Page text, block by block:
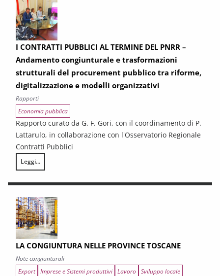
I CONTRATTI PUBBLICI AL TERMINE DEL PNRR –
Andamento congiunturale e trasformazioni
strutturali del procurement pubblico tra riforme,
digitalizzazione e modelli organizzativi
Rapporti
Economia pubblica
Rapporto curato da G. F. Gori, con il coordinamento di P.
Lattarulo, in collaborazione con l'Osservatorio Regionale
Contratti Pubblici
Leggi...
I CONTRATTI PUBBLICI AL TERMINE DEL PNRR – Andamento
LA CONGIUNTURA NELLE PROVINCE TOSCANE
Note congiunturali
Export Imprese e Sistemi produttivi Lavoro Sviluppo locale